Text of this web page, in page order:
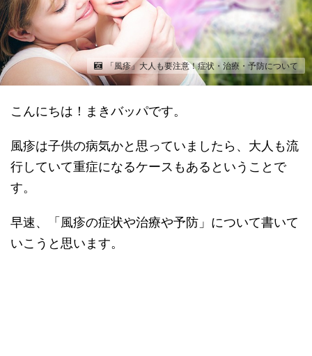
「風疹」大人も要注意！症状・治療・予防について
こんにちは！まきバッパです。
風疹は子供の病気かと思っていましたら、大人も流
行していて重症になるケースもあるということで
す。
早速、「風疹の症状や治療や予防」について書いて
いこうと思います。